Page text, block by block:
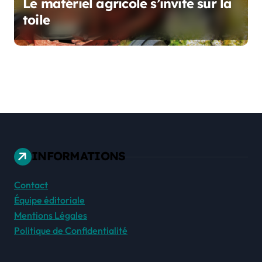
Le matériel agricole s’invite sur la
toile
INFORMATIONS
Contact
Équipe éditoriale
Mentions Légales
Politique de Confidentialité